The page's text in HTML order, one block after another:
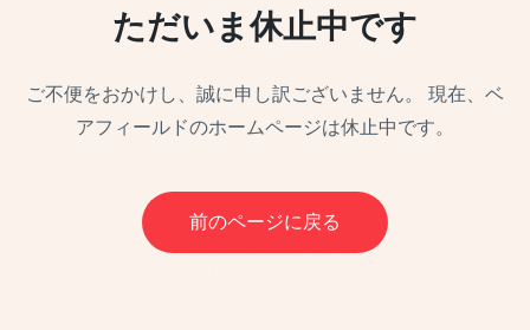
ただいま休止中です
ご不便をおかけし、誠に申し訳ございません。
現在、ベ
アフィールドのホームページは休止中です。
前のページに戻る